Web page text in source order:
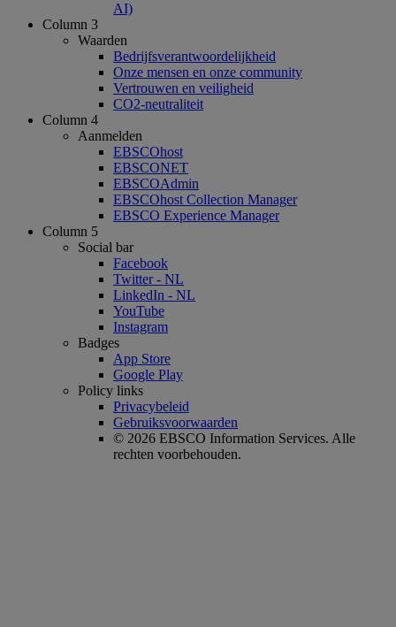
AI)
Column 3
Waarden
Bedrijfsverantwoordelijkheid
Onze mensen en onze community
Vertrouwen en veiligheid
CO2-neutraliteit
Column 4
Aanmelden
EBSCOhost
EBSCONET
EBSCOAdmin
EBSCOhost Collection Manager
EBSCO Experience Manager
Column 5
Social bar
Facebook
Twitter - NL
LinkedIn - NL
YouTube
Instagram
Badges
App Store
Google Play
Policy links
Privacybeleid
Gebruiksvoorwaarden
© 2026 EBSCO Information Services. Alle
rechten voorbehouden.